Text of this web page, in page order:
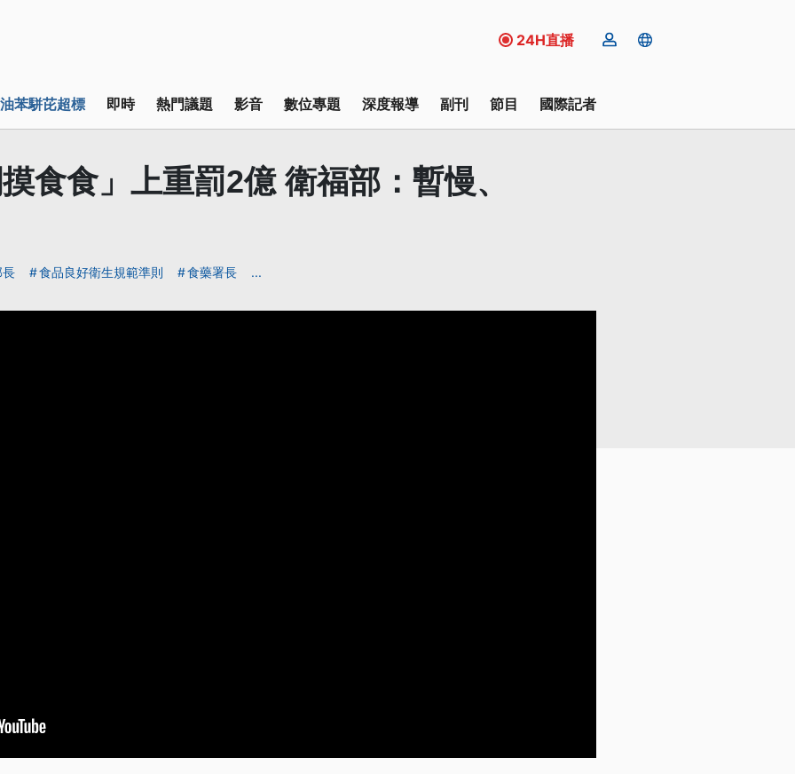
24H直播
苯駢芘超標 即時 熱門議題 影音 數位專題 深度報導 副刊 節目 國際記者
食食」上重罰2億 衛福部：暫慢、
長 食品良好衛生規範準則 食藥署長 ...